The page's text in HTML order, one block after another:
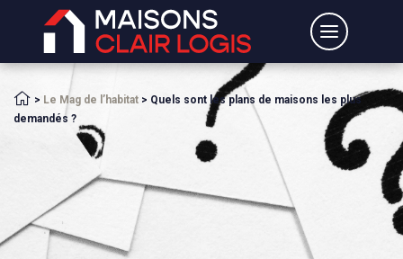
Accueil
> Le Mag de l’habitat > Quels sont les plans de maisons les plus
demandés ?